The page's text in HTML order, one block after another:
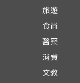
旅遊
食尚
醫藥
消費
文教